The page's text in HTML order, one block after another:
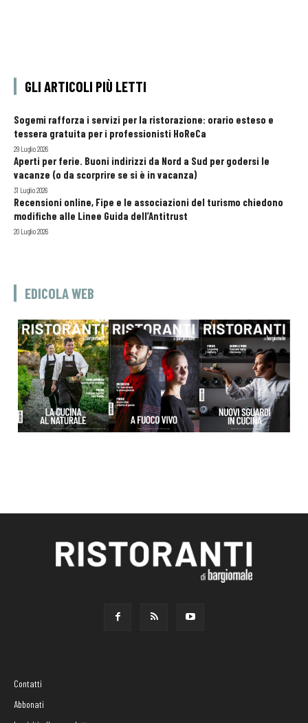
GLI ARTICOLI PIÙ LETTI
Sogemi rafforza i servizi per la ristorazione: orario esteso e
tessera gratuita per i professionisti HoReCa
29 Luglio 2026
Aperti per ferie. Buoni indirizzi da Nord a Sud per godersi le
vacanze (o da scorprire se si è in vacanza)
31 Luglio 2026
Recensioni online, Fipe e le associazioni del turismo chiedono
modifiche alle Linee Guida dell’Antitrust
20 Luglio 2026
EDICOLA WEB
Contatti
Abbonati